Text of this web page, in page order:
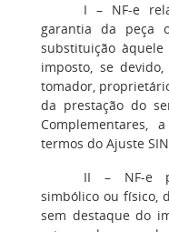
I– NF-e
garantia da peça
substituição
imposto, se
tomador,
da prestação do
Complementares,
termos do Ajuste
II – NF-e
simbólico ou físico,
sem destaque do